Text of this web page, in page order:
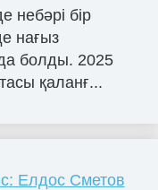
небәрі бір
нағыз
болды. 2025
қаланғ...
Елдос Сметов